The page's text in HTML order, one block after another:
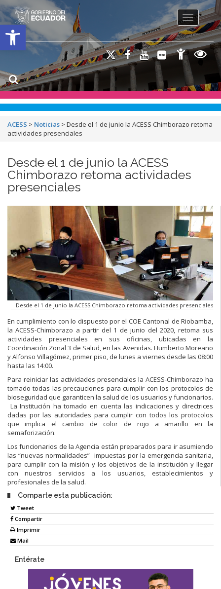
Open toolbar
Toggle
ACESS > Noticias > Desde el 1 de junio la ACESS Chimborazo retoma
actividades presenciales
Desde el 1 de junio la ACESS
Chimborazo retoma actividades
presenciales
Desde el 1 de junio la ACESS Chimborazo retoma actividades presenciales
En cumplimiento con lo dispuesto por el COE Cantonal de Riobamba,
la ACESS-Chimborazo a partir del 1 de junio del 2020, retoma sus
actividades presenciales en sus oficinas, ubicadas en la
Coordinación Zonal 3 de Salud, en las Avenidas. Humberto Moreano
y Alfonso Villagómez, primer piso, de lunes a viernes desde las 08:00
hasta las 14:00.
Para reiniciar las actividades presenciales la ACESS-Chimborazo ha
tomado todas las precauciones para cumplir con los protocolos de
bioseguridad que garanticen la salud de los usuarios y funcionarios.
La Institución ha tomado en cuenta las indicaciones y directrices
dadas por las autoridades para cumplir con todos los protocolos
que implica el cambio de color de rojo a amarillo en la
semaforización.
Los funcionarios de la Agencia están preparados para ir asumiendo
las “nuevas normalidades” impuestas por la emergencia sanitaria,
para cumplir con la misión y los objetivos de la institución y llegar
con nuestros servicios a los usuarios, establecimientos y
profesionales de la salud.
Comparte esta publicación:
Tweet
Compartir
Imprimir
Mail
Entérate